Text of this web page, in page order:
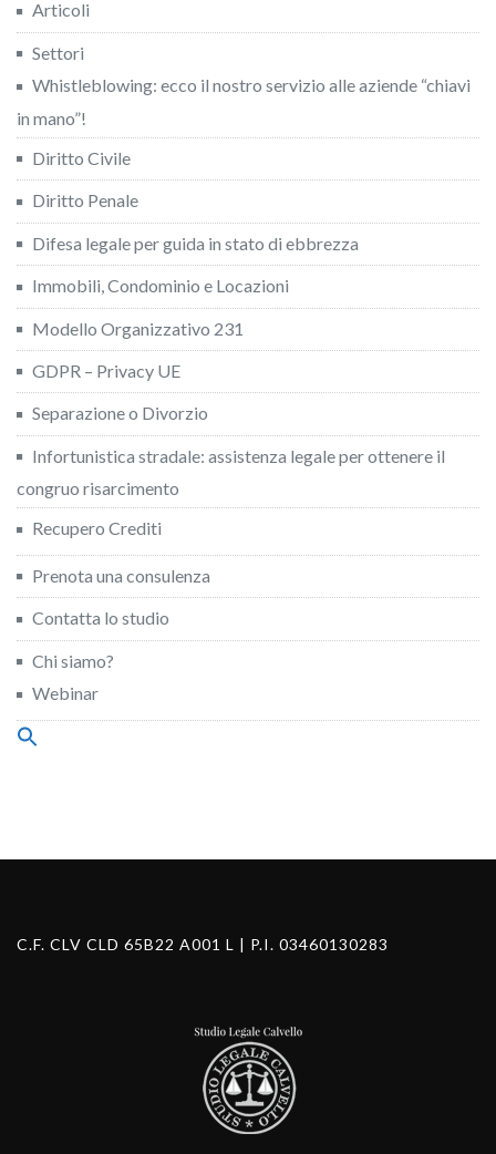
Articoli
Settori
Whistleblowing: ecco il nostro servizio alle aziende “chiavi
in mano”!
Diritto Civile
Diritto Penale
Difesa legale per guida in stato di ebbrezza
Immobili, Condominio e Locazioni
Modello Organizzativo 231
GDPR – Privacy UE
Separazione o Divorzio
Infortunistica stradale: assistenza legale per ottenere il
congruo risarcimento
Recupero Crediti
Prenota una consulenza
Contatta lo studio
Chi siamo?
Webinar
Search
C.F. CLV CLD 65B22 A001 L | P.I. 03460130283